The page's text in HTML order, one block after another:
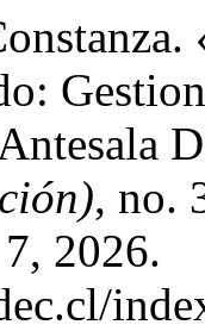
, no.
2026.